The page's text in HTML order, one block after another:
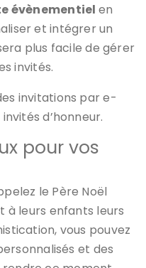
évènementiel en
et intégrer un
plus facile de gérer
invités.
invitations par e-
d’honneur.
pour vos
le Père Noël
à leurs enfants leurs
vous pouvez
et des